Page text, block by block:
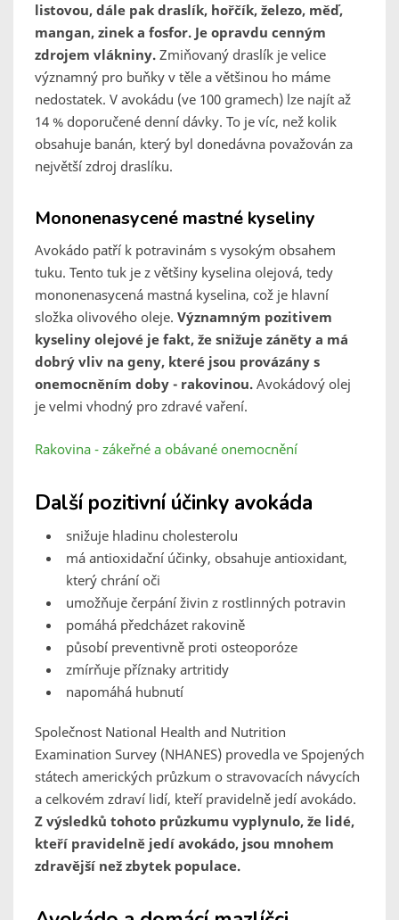
listovou, dále pak draslík, hořčík, železo, měď,
mangan, zinek a fosfor. Je opravdu cenným
zdrojem vlákniny. Zmiňovaný draslík je velice
významný pro buňky v těle a většinou ho máme
nedostatek. V avokádu (ve 100 gramech) lze najít až
14 % doporučené denní dávky. To je víc, než kolik
obsahuje banán, který byl donedávna považován za
největší zdroj draslíku.
Mononenasycené mastné kyseliny
Avokádo patří k potravinám s vysokým obsahem
tuku. Tento tuk je z většiny kyselina olejová, tedy
mononenasycená mastná kyselina, což je hlavní
složka olivového oleje. Významným pozitivem
kyseliny olejové je fakt, že snižuje záněty a má
dobrý vliv na geny, které jsou provázány s
onemocněním doby - rakovinou. Avokádový olej
je velmi vhodný pro zdravé vaření.
Rakovina - zákeřné a obávané onemocnění
Další pozitivní účinky avokáda
snižuje hladinu cholesterolu
má antioxidační účinky, obsahuje antioxidant,
který chrání oči
umožňuje čerpání živin z rostlinných potravin
pomáhá předcházet rakovině
působí preventivně proti osteoporóze
zmírňuje příznaky artritidy
napomáhá hubnutí
Společnost National Health and Nutrition
Examination Survey (NHANES) provedla ve Spojených
státech amerických průzkum o stravovacích návycích
a celkovém zdraví lidí, kteří pravidelně jedí avokádo.
Z výsledků tohoto průzkumu vyplynulo, že lidé,
kteří pravidelně jedí avokádo, jsou mnohem
zdravější než zbytek populace.